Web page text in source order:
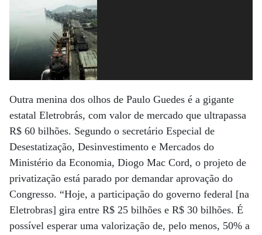
Outra menina dos olhos de Paulo Guedes é a gigante
estatal Eletrobrás, com valor de mercado que ultrapassa
R$ 60 bilhões. Segundo o secretário Especial de
Desestatização, Desinvestimento e Mercados do
Ministério da Economia, Diogo Mac Cord, o projeto de
privatização está parado por demandar aprovação do
Congresso. “Hoje, a participação do governo federal [na
Eletrobras] gira entre R$ 25 bilhões e R$ 30 bilhões. É
possível esperar uma valorização de, pelo menos, 50% a